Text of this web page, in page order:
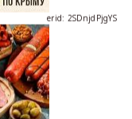
erid: 2SDnjdvhGXG